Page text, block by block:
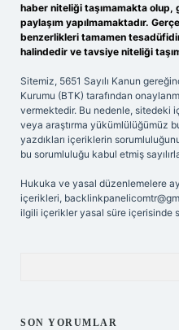
haber niteliği taşımamakta olup,
paylaşım yapılmamaktadır.
benzerlikleri tamamen
halindedir ve tavsiye niteliği
Sitemiz, 5651 Sayılı Kanun
Kurumu (BTK) tarafından
vermektedir. Bu nedenle, sitedeki
veya araştırma yükümlülüğümüz
yazdıkları içeriklerin
bu sorumluluğu kabul etmiş
Hukuka ve yasal düzenlemelere
içerikleri,
ilgili içerikler yasal süre içerisinde
SON YORUMLAR